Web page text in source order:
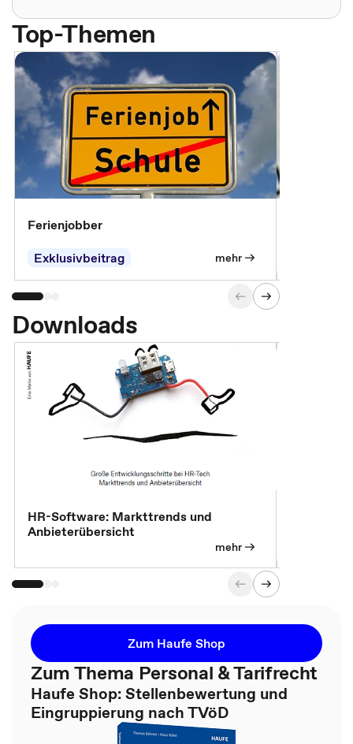
Top-Themen
Ferienjobber
Exklusivbeitrag
mehr
Downloads
HR-Software: Markttrends und
Anbieterübersicht
mehr
Zum Haufe Shop
Zum Thema Personal & Tarifrecht
Haufe Shop: Stellenbewertung und
Eingruppierung nach TVöD